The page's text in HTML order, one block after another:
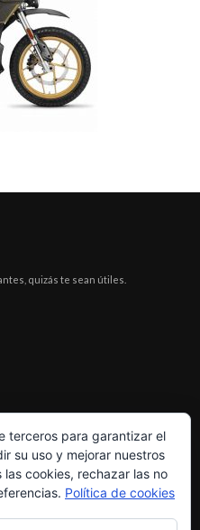
quizás te sean útiles.
terceros para garantizar el
su uso y mejorar nuestros
cookies, rechazar las no
Política de cookies